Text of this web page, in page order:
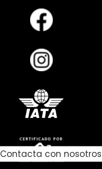
Contacta con nosotros